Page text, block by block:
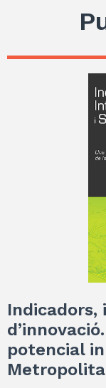
potencial